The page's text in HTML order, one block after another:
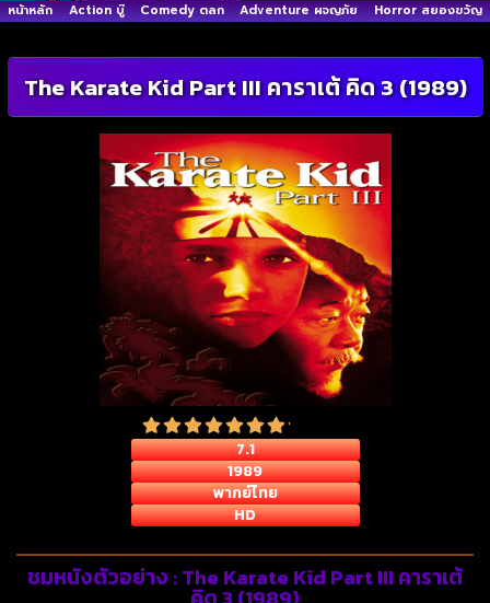
หน้าหลัก Action บู๊ Comedy ตลก Adventure ผจญภัย Horror สยองขวัญ
The Karate Kid Part III คาราเต้ คิด 3 (1989)
7.1
1989
พากย์ไทย
HD
ชมหนังตัวอย่าง : The Karate Kid Part III คาราเต้